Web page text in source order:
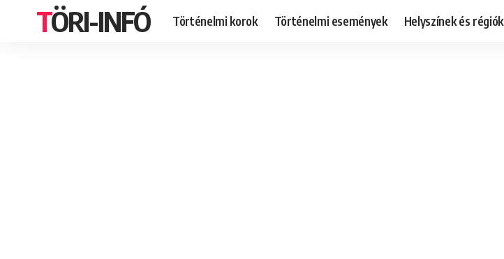
TÖRI-INFÓ Történelmi korok Történelmi események Helyszínek és régiók